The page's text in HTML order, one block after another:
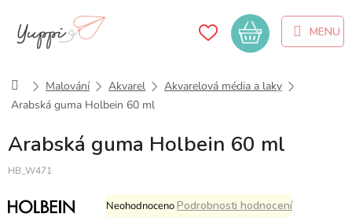
obsah
Nákupní
košík
DomůMalování Akvarel
Akvarelová média a laky
Arabská guma Holbein 60 ml
Arabská guma Holbein 60 ml
HB_W471
Průměrné
hodnocení
NeohodnocenoPodrobnosti hodnocení